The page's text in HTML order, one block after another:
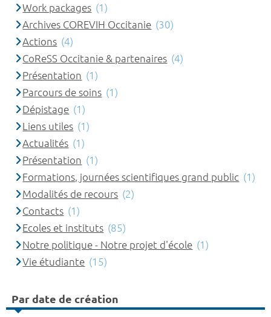
Work packages (1)
Archives COREVIH Occitanie (30)
Actions (4)
CoReSS Occitanie & partenaires (4)
Présentation (1)
Parcours de soins (1)
Dépistage (1)
Liens utiles (1)
Actualités (1)
Présentation (1)
Formations, journées scientifiques grand public (1)
Modalités de recours (2)
Contacts (1)
Ecoles et instituts (85)
Notre politique - Notre projet d'école (1)
Vie étudiante (15)
Par date de création